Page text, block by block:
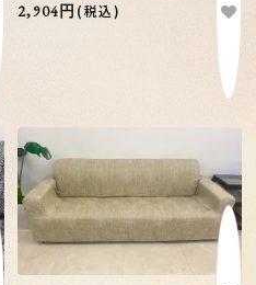
2,904円 (税込)